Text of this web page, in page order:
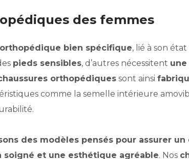
des femmes
bien spécifique, lié à son
pieds sensibles, d’autres nécessitent
orthopédiques sont ainsi
comme la semelle intérieure
des modèles pensés pour assurer
et une esthétique agréable. Nos